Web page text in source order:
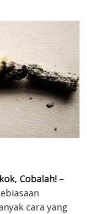
Cobalah! –
cara yang